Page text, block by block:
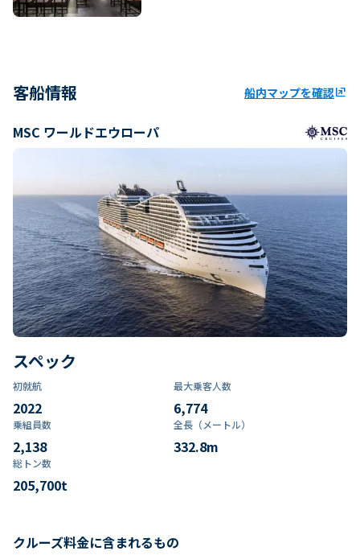
客船情報 船内マップを確認ungroup
MSC ワールドエウローパ
スペック
初就航
2022
最大乗客人数
6,774
乗組員数​
2,138
全長（メートル）
332.8m
総トン数​
205,700t
クルーズ料金に含まれるもの